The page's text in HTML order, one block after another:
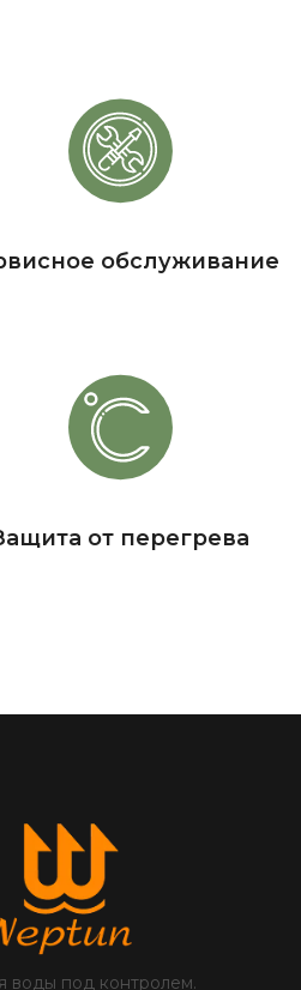
обслуживание
от перегрева
воды под контролем.